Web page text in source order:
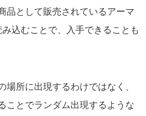
品として販売されているアーマ
込むことで、入手できることも
所に出現するわけではなく、
ことでランダム出現するような